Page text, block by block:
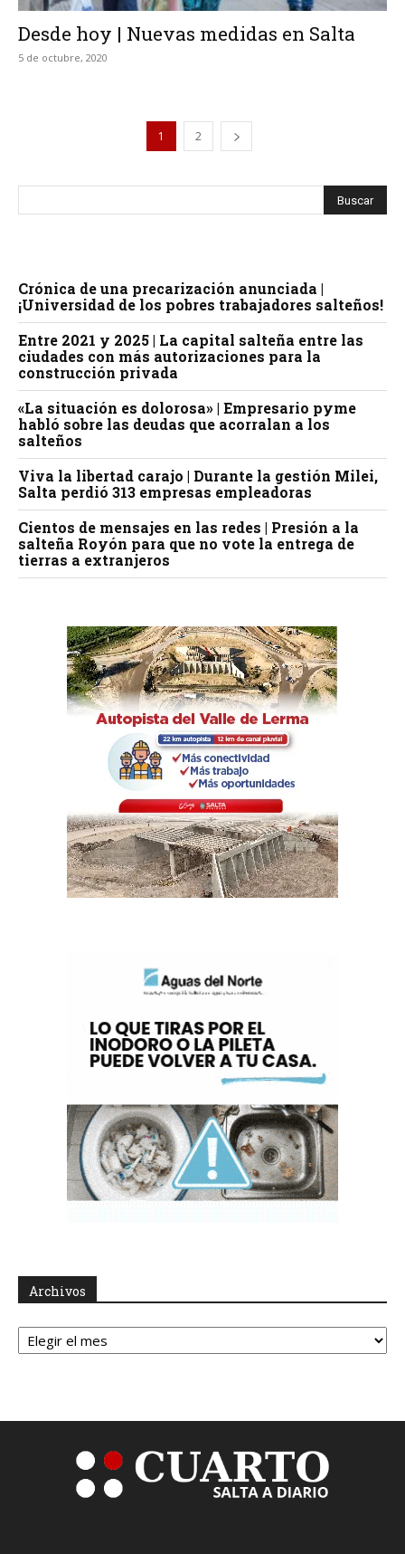
Desde hoy | Nuevas medidas en Salta
5 de octubre, 2020
1 2
Crónica de una precarización anunciada |
¡Universidad de los pobres trabajadores salteños!
Entre 2021 y 2025 | La capital salteña entre las
ciudades con más autorizaciones para la
construcción privada
«La situación es dolorosa» | Empresario pyme
habló sobre las deudas que acorralan a los
salteños
Viva la libertad carajo | Durante la gestión Milei,
Salta perdió 313 empresas empleadoras
Cientos de mensajes en las redes | Presión a la
salteña Royón para que no vote la entrega de
tierras a extranjeros
Archivos
Archivos